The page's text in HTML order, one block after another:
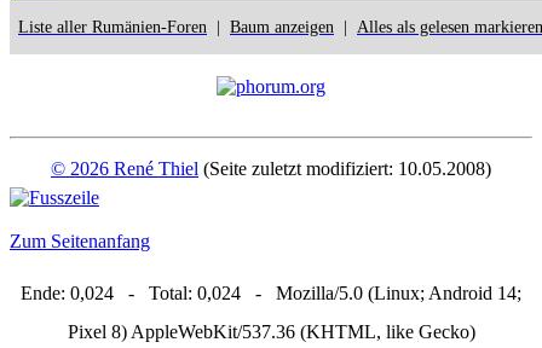
Liste aller Rumänien-Foren Baum anzeigen Alles als gelesen markieren
© 2026 René Thiel (Seite zuletzt modifiziert: 10.05.2008)
Zum Seitenanfang
Ende: 0,024 - Total: 0,024 - Mozilla/5.0 (Linux; Android 14;
Pixel 8) AppleWebKit/537.36 (KHTML, like Gecko)